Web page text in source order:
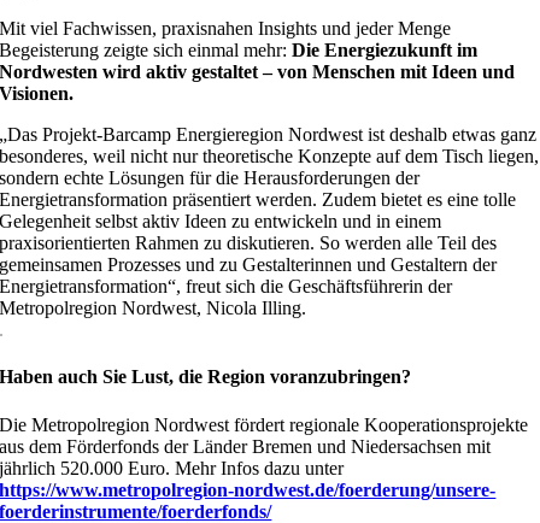
Mit viel Fachwissen, praxisnahen Insights und jeder Menge
Begeisterung zeigte sich einmal mehr:Die Energiezukunft im
Nordwesten wird aktiv gestaltet – von Menschen mit Ideen und
Visionen.
„Das Projekt-Barcamp Energieregion Nordwest ist deshalb etwas ganz
besonderes, weil nicht nur theoretische Konzepte auf dem Tisch liegen,
sondern echte Lösungen für die Herausforderungen der
Energietransformation präsentiert werden. Zudem bietet es eine tolle
Gelegenheit selbst aktiv Ideen zu entwickeln und in einem
praxisorientierten Rahmen zu diskutieren. So werden alle Teil des
gemeinsamen Prozesses und zu Gestalterinnen und Gestaltern der
Energietransformation“, freut sich die Geschäftsführerin der
Metropolregion Nordwest, Nicola Illing.
.
Haben auch Sie Lust, die Region voranzubringen?
Die Metropolregion Nordwest fördert regionale Kooperationsprojekte
aus dem Förderfonds der Länder Bremen und Niedersachsen mit
jährlich 520.000 Euro. Mehr Infos dazu unter
https://www.metropolregion-nordwest.de/foerderung/unsere-
foerderinstrumente/foerderfonds/